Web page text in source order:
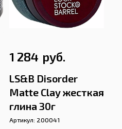
1 284 руб.
LS&B Disorder
Matte Clay жесткая
глина 30г
Артикул: 200041